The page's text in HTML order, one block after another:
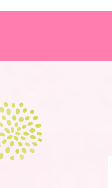
2026.07.23